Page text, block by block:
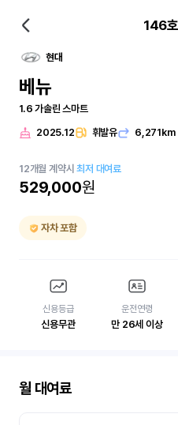
146
현대
베뉴
1.6 가솔린 스마트
2025.12 휘발유 6,271km
12개월 계약시최저 대여료
529,000원
자차 포함
신용등급
신용무관
운전연령
만 26세 이상
월 대여료